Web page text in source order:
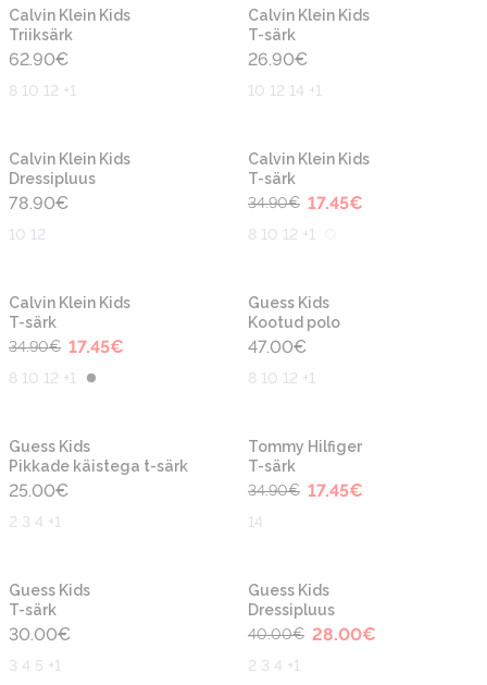
Calvin Klein Kids
Triiksärk
62.90€
8 10 12 +1
Calvin Klein Kids
T-särk
26.90€
10 12 14 +1
Calvin Klein Kids
Dressipluus
78.90€
10 12
-50%
Calvin Klein Kids
T-särk
34.90€ 17.45€
8 10 12 +1
-50%
Calvin Klein Kids
T-särk
34.90€ 17.45€
8 10 12 +1
Guess Kids
Kootud polo
47.00€
8 10 12 +1
Guess Kids
Pikkade käistega t-särk
25.00€
2 3 4 +1
-50%
Tommy Hilfiger
T-särk
34.90€ 17.45€
14
Guess Kids
T-särk
30.00€
3 4 5 +1
-30%
Guess Kids
Dressipluus
40.00€ 28.00€
2 3 4 +1